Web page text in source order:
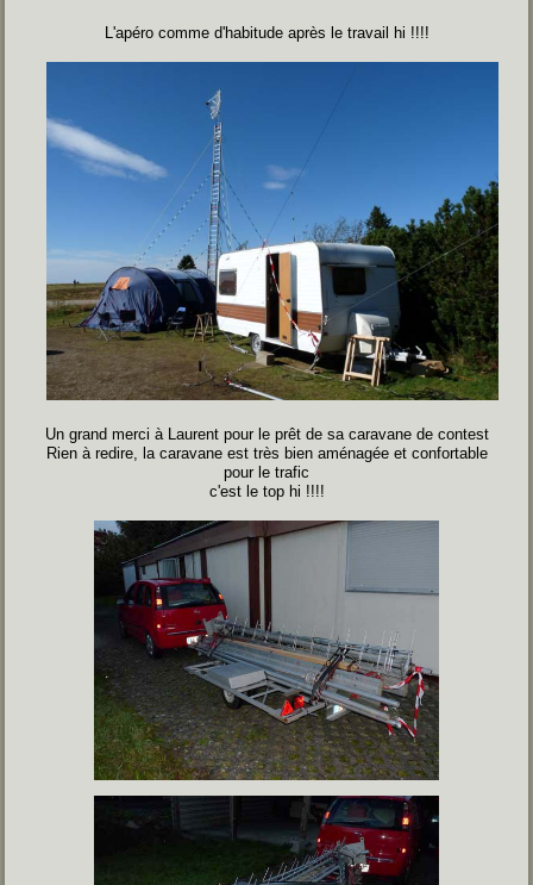
L'apéro comme d'habitude après le travail hi !!!!
Un grand merci à Laurent pour le prêt de sa caravane de contest
Rien à redire, la caravane est très bien aménagée et confortable
pour le trafic
c'est le top hi !!!!